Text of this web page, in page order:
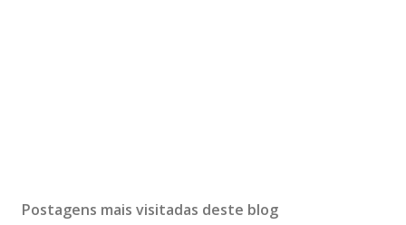
Postagens mais visitadas deste blog